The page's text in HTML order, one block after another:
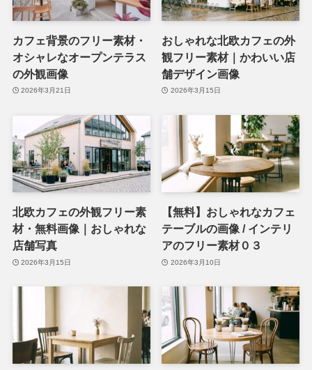
カフェ背景のフリー素材・
オシャレなオープンテラス
の外観画像
2026年3月21日
おしゃれな北欧カフェの外
観フリー素材｜かわいい店
舗デザイン画像
2026年3月15日
北欧カフェの外観フリー素
材・無料画像｜おしゃれな
店舗写真
2026年3月15日
【無料】おしゃれなカフェ
テーブルの画像 / インテリ
アのフリー素材０３
2026年3月10日